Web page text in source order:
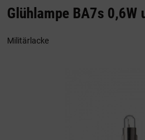
Glühlampe BA7s 0,6W
Militärlacke